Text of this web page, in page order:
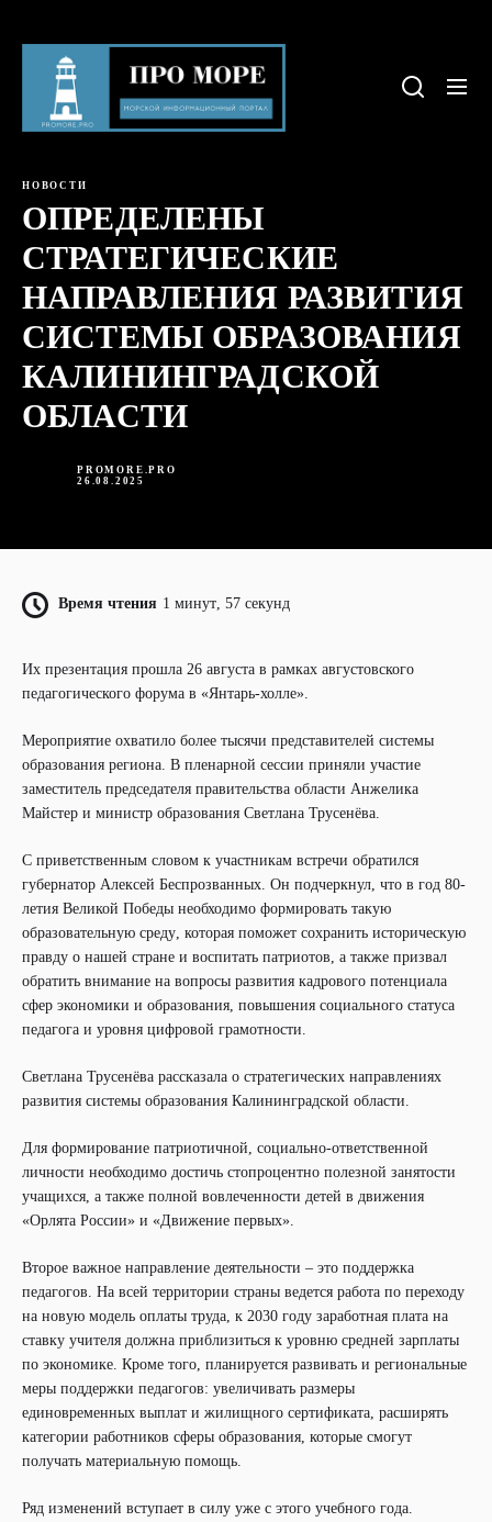
НОВОСТИ
ОПРЕДЕЛЕНЫ
СТРАТЕГИЧЕСКИЕ
НАПРАВЛЕНИЯ РАЗВИТИЯ
СИСТЕМЫ ОБРАЗОВАНИЯ
КАЛИНИНГРАДСКОЙ
ОБЛАСТИ
PROMORE.PRO
26.08.2025
море
Время чтения 1 минут, 57 секунд
Их презентация прошла 26 августа в рамках августовского
педагогического форума в «Янтарь-холле».
Мероприятие охватило более тысячи представителей системы
образования региона. В пленарной сессии приняли участие
заместитель председателя правительства области Анжелика
Майстер и министр образования Светлана Трусенёва.
С приветственным словом к участникам встречи обратился
губернатор Алексей Беспрозванных. Он подчеркнул, что в год 80-
летия Великой Победы необходимо формировать такую
образовательную среду, которая поможет сохранить историческую
правду о нашей стране и воспитать патриотов, а также призвал
обратить внимание на вопросы развития кадрового потенциала
сфер экономики и образования, повышения социального статуса
педагога и уровня цифровой грамотности.
Светлана Трусенёва рассказала о стратегических направлениях
развития системы образования Калининградской области.
Для формирование патриотичной, социально-ответственной
личности необходимо достичь стопроцентно полезной занятости
учащихся, а также полной вовлеченности детей в движения
«Орлята России» и «Движение первых».
Второе важное направление деятельности – это поддержка
педагогов. На всей территории страны ведется работа по переходу
на новую модель оплаты труда, к 2030 году заработная плата на
ставку учителя должна приблизиться к уровню средней зарплаты
по экономике. Кроме того, планируется развивать и региональные
меры поддержки педагогов: увеличивать размеры
единовременных выплат и жилищного сертификата, расширять
категории работников сферы образования, которые смогут
получать материальную помощь.
Ряд изменений вступает в силу уже с этого учебного года.